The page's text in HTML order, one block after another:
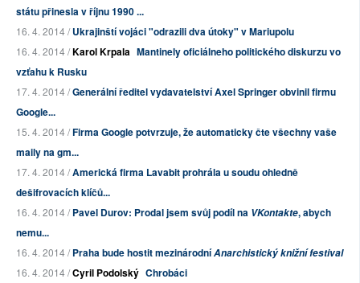
státu přinesla v říjnu 1990 ...
16. 4. 2014 /Ukrajinští vojáci "odrazili dva útoky" v Mariupolu
16. 4. 2014 /Karol Krpala Mantinely oficiálneho politického diskurzu vo
vzťahu k Rusku
17. 4. 2014 /Generální ředitel vydavatelství Axel Springer obvinil firmu
Google...
15. 4. 2014 /Firma Google potvrzuje, že automaticky čte všechny vaše
maily na gm...
17. 4. 2014 /Americká firma Lavabit prohrála u soudu ohledně
dešifrovacích klíčů...
16. 4. 2014 /Pavel Durov: Prodal jsem svůj podíl na VKontakte, abych
nemu...
16. 4. 2014 /Praha bude hostit mezinárodníAnarchistický knižní festival
16. 4. 2014 /Cyril Podolský Chrobáci